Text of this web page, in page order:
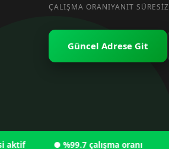
ÇALIŞMA ORANIYANIT SÜRESI
Güncel Adrese Git
● %99.7 çalışma oranı ●